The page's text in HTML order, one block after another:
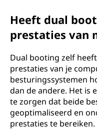
Heeft dual
prestaties van
Dual booting zelf
prestaties van je
besturingssystemen
dan de andere. Het is
te zorgen dat beide
geoptimaliseerd en
prestaties te bereiken.